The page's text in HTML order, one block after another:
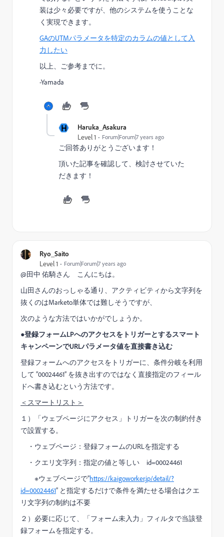
装は少々必要ですが、他のシステムを使うことな
く実現できます。
GAのUTMパラメータを特定のカラムの値として入
力したい
以上、ご参考までに。
-Yamada
H Haruka_Asakura
Level 1 Forum|Forum|7 years ago
ご回答ありがとうございます！
頂いた記事を確認して、検討させていた
だきます！
Ryo_Saito
Level 1 Forum|Forum|7 years ago
@田中 佑騎​さん こんにちは。
山田さんのおっしゃる通り、アクティビティから文字列を
抜くのはMarketo単体では難しそうですが、
次のような方法ではいかがでしょうか。
●登録フォームLPへのアクセスをトリガーとするスマート
キャンペーンでURLパラメータ値を直接書き込む
登録フォームへのアクセスをトリガーに、条件分岐を利用
して ”00024461” を抜き出すのではなく直接指定のフィール
ドへ書き込むという方法です。
＜スマートリスト＞
１）「ウェブページにアクセス」トリガーを次の制約付き
で設置する。
・ウェブページ：登録フォームのURLを指定する
・クエリ文字列：指定の値と等しい id=00024461
※ウェブページで”https://kaigoworker.jp/detail/?
id=00024461” と指定するだけで条件を満たせる場合はクエ
リ文字列の制約は不要
２）必要に応じて、「フォーム未入力」フィルタで当該登
録フォームを指定する。